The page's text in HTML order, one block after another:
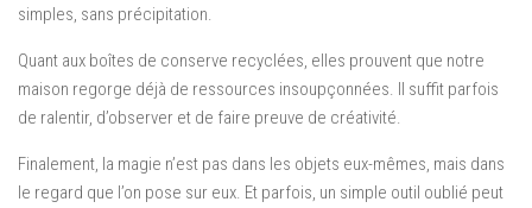
simples, sans précipitation.
Quant aux boîtes de conserve recyclées, elles prouvent que notre
maison regorge déjà de ressources insoupçonnées. Il suffit parfois
de ralentir, d’observer et de faire preuve de créativité.
Finalement, la magie n’est pas dans les objets eux-mêmes, mais dans
le regard que l’on pose sur eux. Et parfois, un simple outil oublié peut